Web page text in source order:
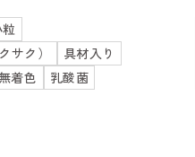
サク）
具材入り
無着色 乳酸菌